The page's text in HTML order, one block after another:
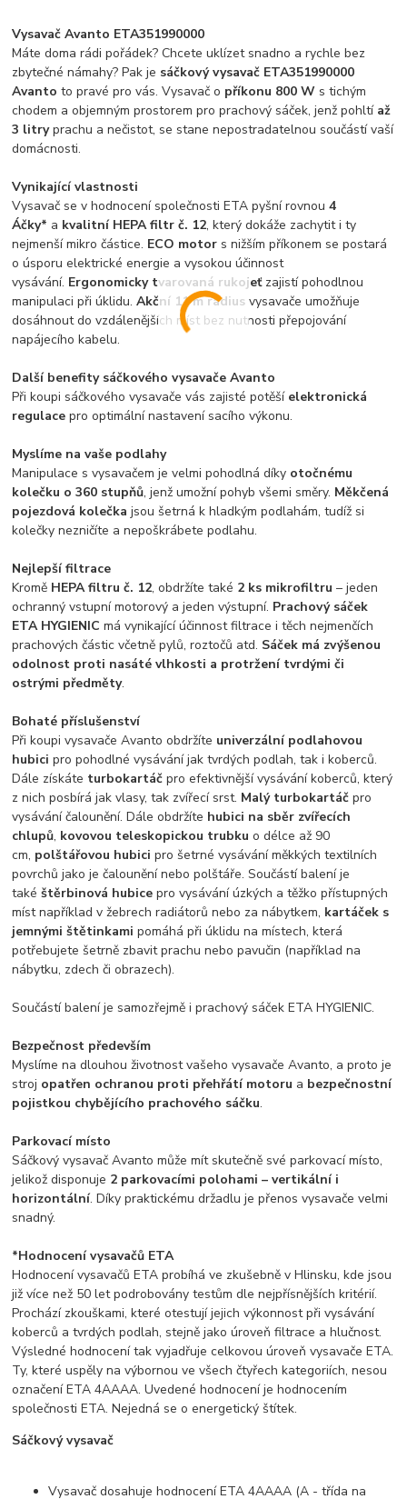
Vysavač Avanto ETA351990000
Máte doma rádi pořádek? Chcete uklízet snadno a rychle bez
zbytečné námahy? Pak je sáčkový vysavač ETA351990000
Avantoto pravé pro vás. Vysavač o příkonu 800 W s tichým
chodem a objemným prostorem pro prachový sáček, jenž pohltí až
3 litryprachu a nečistot, se stane nepostradatelnou součástí vaší
domácnosti.
Vynikající vlastnosti
Vysavač se v hodnocení společnosti ETA pyšní rovnou4
Áčky* a kvalitní HEPA filtr č. 12, který dokáže zachytit i ty
nejmenší mikro částice. ECO motor s nižším příkonem se postará
o úsporu elektrické energie a vysokou účinnost
vysávání. Ergonomicky tvarovaná rukojeťzajistí pohodlnou
manipulaci při úklidu.Akční 11 m rádius vysavače umožňuje
dosáhnout do vzdálenějších míst bez nutnosti přepojování
napájecího kabelu.
Další benefity sáčkového vysavače Avanto
Při koupi sáčkového vysavače vás zajisté potěší elektronická
regulace pro optimální nastavení sacího výkonu.
Myslíme na vaše podlahy
Manipulace s vysavačem je velmi pohodlná díky otočnému
kolečku o 360 stupňů, jenž umožní pohyb všemi směry. Měkčená
pojezdová kolečka jsou šetrná k hladkým podlahám, tudíž si
kolečky nezničíte a nepoškrábete podlahu.
Nejlepší filtrace
Kromě HEPA filtru č. 12, obdržíte také 2 ks mikrofiltru – jeden
ochranný vstupní motorový a jeden výstupní. Prachový sáček
ETA HYGIENIC má vynikající účinnost filtrace i těch nejmenčích
prachových částic včetně pylů, roztočů atd. Sáček má zvýšenou
odolnost proti nasáté vlhkosti a protržení tvrdými či
ostrými předměty.
Bohaté příslušenství
Při koupi vysavače Avanto obdržíte univerzální podlahovou
hubici pro pohodlné vysávání jak tvrdých podlah, tak i koberců.
Dále získáte turbokartáč pro efektivnější vysávání koberců, který
z nich posbírá jak vlasy, tak zvířecí srst. Malý turbokartáč pro
vysávání čalounění. Dále obdržíte hubici na sběr zvířecích
chlupů, kovovou teleskopickou trubku o délce až 90
cm, polštářovou hubici pro šetrné vysávání měkkých textilních
povrchů jako je čalounění nebo polštáře. Součástí balení je
takéštěrbinová hubice pro vysávání úzkých a těžko přístupných
míst například v žebrech radiátorů nebo za nábytkem, kartáček s
jemnými štětinkami pomáhá při úklidu na místech, která
potřebujete šetrně zbavit prachu nebo pavučin (například na
nábytku, zdech či obrazech).
Součástí balení je samozřejmě i prachový sáček ETA HYGIENIC.
Bezpečnost především
Myslíme na dlouhou životnost vašeho vysavače Avanto, a proto je
stroj opatřen ochranou proti přehřátí motoru a bezpečnostní
pojistkou chybějícího prachového sáčku.
Parkovací místo
Sáčkový vysavač Avanto může mít skutečně své parkovací místo,
jelikož disponuje 2 parkovacími polohami – vertikální i
horizontální. Díky praktickému držadlu je přenos vysavače velmi
snadný.
*Hodnocení vysavačů ETA
Hodnocení vysavačů ETA probíhá ve zkušebně v Hlinsku, kde jsou
již více než 50 let podrobovány testům dle nejpřísnějších kritérií.
Prochází zkouškami, které otestují jejich výkonnost při vysávání
koberců a tvrdých podlah, stejně jako úroveň filtrace a hlučnost.
Výsledné hodnocení tak vyjadřuje celkovou úroveň vysavače ETA.
Ty, které uspěly na výbornou ve všech čtyřech kategoriích, nesou
označení ETA 4AAAA. Uvedené hodnocení je hodnocením
společnosti ETA. Nejedná se o energetický štítek.
Sáčkový vysavač
Vysavač dosahuje hodnocení ETA 4AAAA (A - třída na